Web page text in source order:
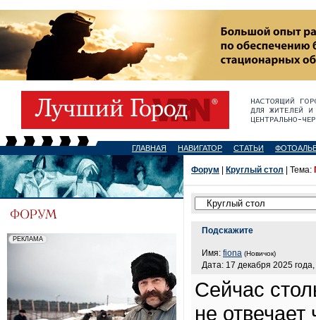
ГЛАВНАЯ НАВИГАТОР СТАТЬИ
Форум Круглый стол | Тема:
Подскажите
Имя: fiona (Новичок)
Дата: 17 декабря 2025
Сейчас
не